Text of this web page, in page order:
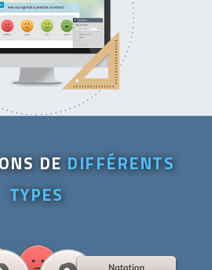
DE DIFFÉRENTS
TYPES